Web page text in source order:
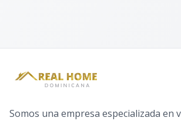
Somos una empresa especializada en